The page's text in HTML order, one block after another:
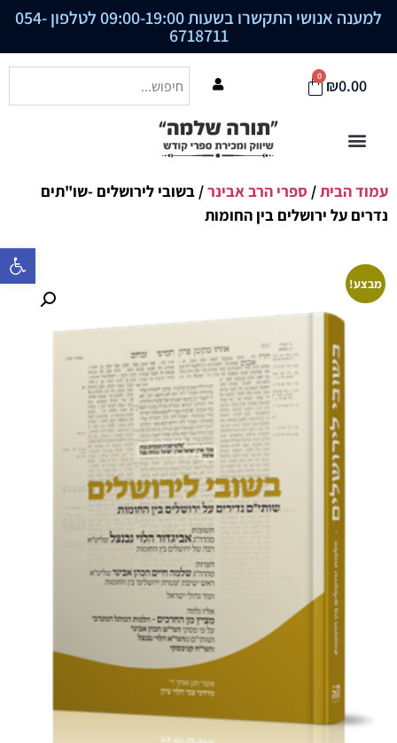
פתח סרגל
למענה אנושי התקשרו בשעות 09:00-19:00 לטלפון 054-
6718711
₪0.00
0
עמוד הבית/ ספרי הרב אבינר/ בשובי לירושלים -שו"תים
נדרים על ירושלים בין החומות
מבצע!